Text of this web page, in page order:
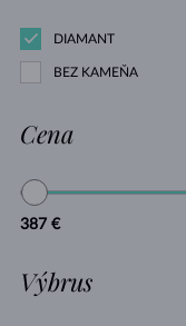
DIAMANT
BEZ KAMEŇA
Cena
387 €
Výbrus